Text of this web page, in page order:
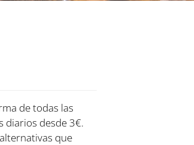
de todas las
diarios desde 3€.
que